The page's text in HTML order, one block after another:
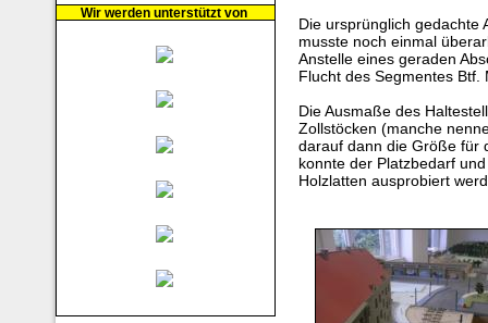
Die ursprünglich gedachte
musste noch einmal
Anstelle eines geraden
Flucht des Segmentes Btf.
Die Ausmaße des
Zollstöcken (manche
darauf dann die Größe für
konnte der Platzbedarf
Holzlatten ausprobiert
Wir werden unterstützt von